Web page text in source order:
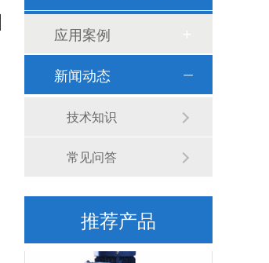
应用案例
新闻动态
技术知识
常见问答
推荐产品